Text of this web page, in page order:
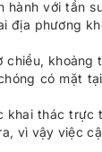
với tần
địa phương
có mặt
thác
vì vậy việc